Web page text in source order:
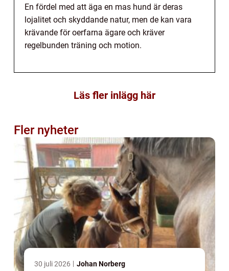
En fördel med att äga en mas hund är deras
lojalitet och skyddande natur, men de kan vara
krävande för oerfarna ägare och kräver
regelbunden träning och motion.
Läs fler inlägg här
Fler nyheter
30 juli 2026 Johan Norberg